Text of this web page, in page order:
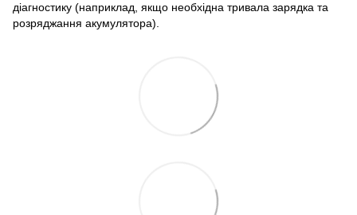
діагностику (наприклад, якщо необхідна тривала зарядка та
розряджання акумулятора).